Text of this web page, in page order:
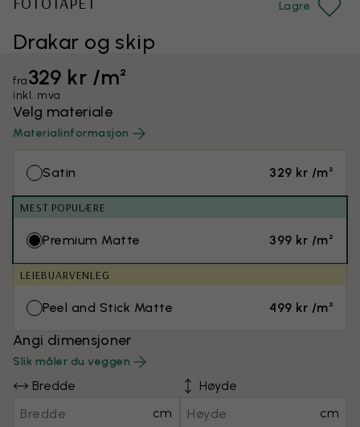
Drakar og skip
Lagre
fra329 kr /m²
inkl. mva
Velg materiale
Materialinformasjon
Satin 329 kr /m²
MEST POPULÆRE
Premium Matte 399 kr /m²
LEIEBUARVENLEG
Peel and Stick Matte 499 kr /m²
Angi dimensjoner
Slik måler du veggen
Bredde
cm
Høyde
cm